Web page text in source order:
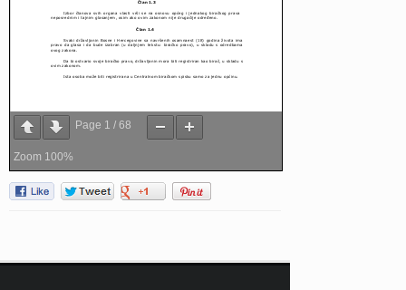
Page 1 / 68
Zoom 100%